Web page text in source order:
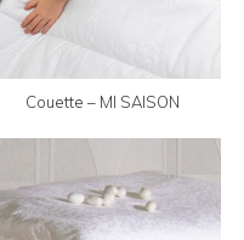
Couette – MI SAISON